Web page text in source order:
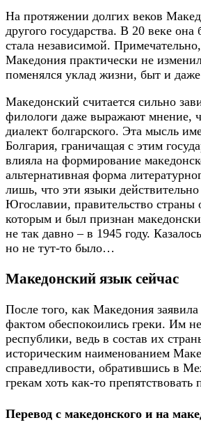
На протяжении долгих веков
другого государства. В 20 веке
стала независимой.
Македония практически не
поменялся уклад жизни, быт и
Македонский считается сильно
филологи даже выражают мнение,
диалект болгарского. Эта мысль
Болгария, граничащая с этим
влияла на формирование
альтернативная форма
лишь, что эти языки
Югославии, правительство страны
которым и был признан
не так давно – в 1945 году.
но не тут-то было…
Македонский язык сейчас
После того, как Македония
фактом обеспокоились греки. Им
республики, ведь в состав их
историческим наименованием
справедливости, обратившись в
грекам хоть как-то препятствовать
Перевод с македонского и на